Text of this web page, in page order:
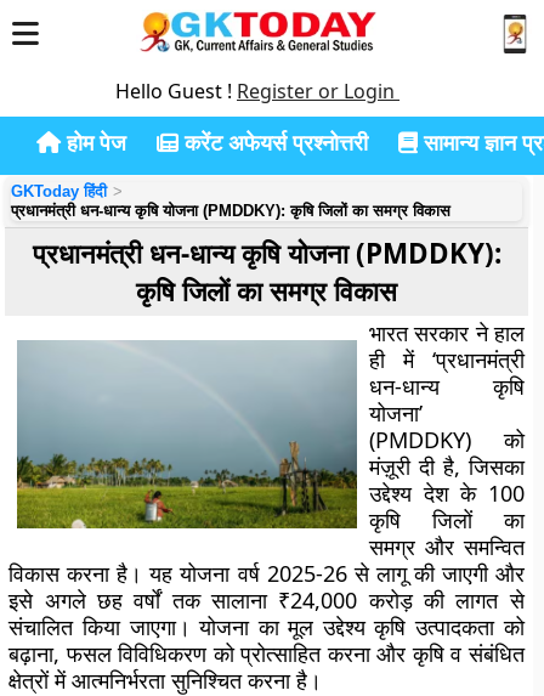
Hello Guest ! Register or Login
होम पेज करेंट अफेयर्स प्रश्नोत्तरी सामान्य ज्ञान
GKToday हिंदी
प्रधानमंत्री धन-धान्य कृषि योजना (PMDDKY): कृषि जिलों का समग्र विकास
प्रधानमंत्री धन-धान्य कृषि योजना (PMDDKY):
कृषि जिलों का समग्र विकास
भारत सरकार ने हाल
ही में ‘प्रधानमंत्री
धन-धान्य कृषि
योजना’
(PMDDKY) को
मंज़ूरी दी है, जिसका
उद्देश्य देश के 100
कृषि जिलों का
समग्र और समन्वित
विकास करना है। यह योजना वर्ष 2025-26 से लागू की जाएगी और
इसे अगले छह वर्षों तक सालाना ₹24,000 करोड़ की लागत से
संचालित किया जाएगा। योजना का मूल उद्देश्य कृषि उत्पादकता को
बढ़ाना, फसल विविधिकरण को प्रोत्साहित करना और कृषि व संबंधित
क्षेत्रों में आत्मनिर्भरता सुनिश्चित करना है।